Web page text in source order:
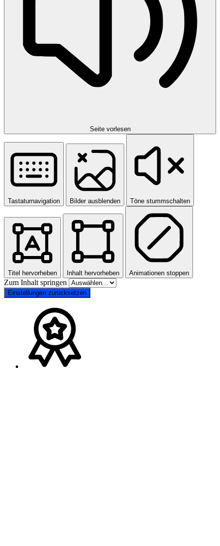
Seite vorlesen
Tastaturnavigation Bilder ausblenden Töne stummschalten
Titel hervorheben Inhalt hervorheben Animationen stoppen
Zum Inhalt springen
Einstellungen zurücksetzen